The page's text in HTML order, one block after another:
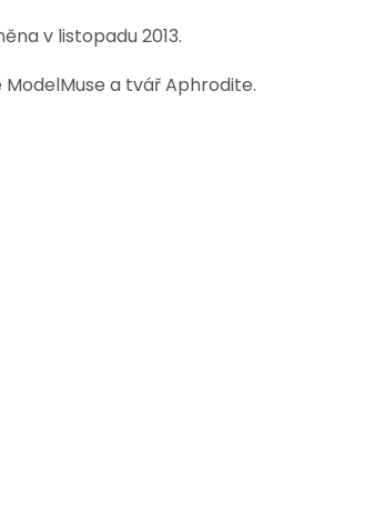
v listopadu 2013.
a tvářAphrodite.